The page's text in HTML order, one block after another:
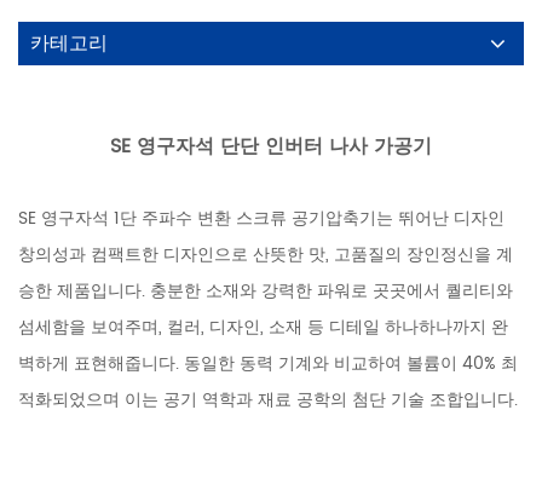
카테고리
SE 영구자석 단단 인버터 나사 가공기
SE 영구자석 1단 주파수 변환 스크류 공기압축기는 뛰어난 디자인
창의성과 컴팩트한 디자인으로 산뜻한 맛, 고품질의 장인정신을 계
승한 제품입니다. 충분한 소재와 강력한 파워로 곳곳에서 퀄리티와
섬세함을 보여주며, 컬러, 디자인, 소재 등 디테일 하나하나까지 완
벽하게 표현해줍니다. 동일한 동력 기계와 비교하여 볼륨이 40% 최
적화되었으며 이는 공기 역학과 재료 공학의 첨단 기술 조합입니다.